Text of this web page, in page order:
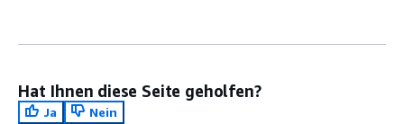
Hat Ihnen diese Seite geholfen?
Ja
Nein